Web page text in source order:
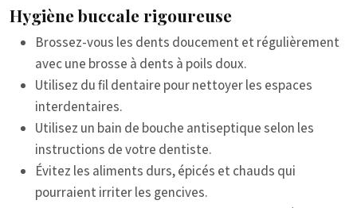
Hygiène buccale rigoureuse
Brossez-vous les dents doucement et régulièrement
avec une brosse à dents à poils doux.
Utilisez du fil dentaire pour nettoyer les espaces
interdentaires.
Utilisez un bain de bouche antiseptique selon les
instructions de votre dentiste.
Évitez les aliments durs, épicés et chauds qui
pourraient irriter les gencives.